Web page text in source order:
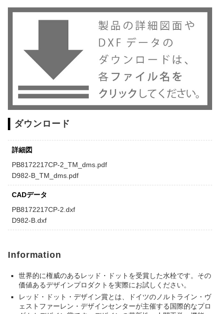
ダウンロード
詳細図
PB8172217CP-2_TM_dms.pdf
D982-B_TM_dms.pdf
CADデータ
PB8172217CP-2.dxf
D982-B.dxf
Information
世界的に権威のあるレッド・ドットを受賞した水栓です。その
価値あるデザインプロダクトを実際にお試しください。
レッド・ドット・デザイン賞とは、ドイツのノルトライン・ヴ
ェストファーレン・デザインセンターが主催する国際的なプロ